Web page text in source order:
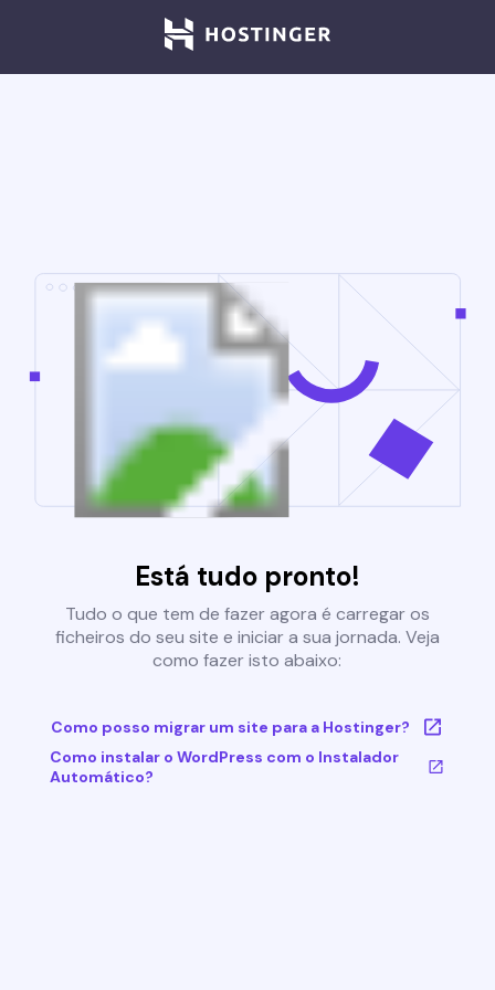
Está tudo pronto!
Tudo o que tem de fazer agora é carregar os
ficheiros do seu site e iniciar a sua jornada. Veja
como fazer isto abaixo:
Como posso migrar um site para a Hostinger?
Como instalar o WordPress com o Instalador
Automático?